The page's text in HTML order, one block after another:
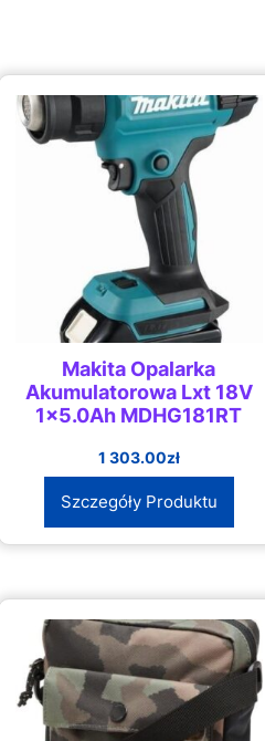
Makita Opalarka
Akumulatorowa Lxt 18V
1×5.0Ah MDHG181RT
1 303.00zł
Szczegóły Produktu